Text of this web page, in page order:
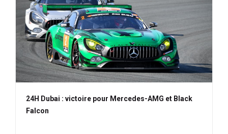
24H Dubai : victoire pour Mercedes-AMG et Black
Falcon